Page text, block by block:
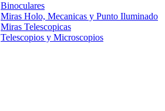
Binoculares
Miras Holo, Mecanicas y Punto Iluminado
Miras Telescopicas
Telescopios y Microscopios